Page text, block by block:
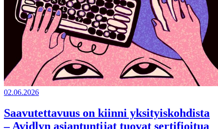
02.06.2026
Saavutettavuus on kiinni yksityiskohdista
– Avidlyn asiantuntijat tuovat sertifioitua